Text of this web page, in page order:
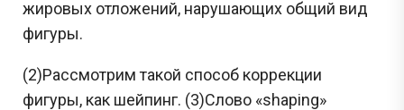
жировых отложений, нарушающих общий вид
фигуры.
(2)Рассмотрим такой способ коррекции
фигуры, как шeйпинг. (3)Слово «shaping»